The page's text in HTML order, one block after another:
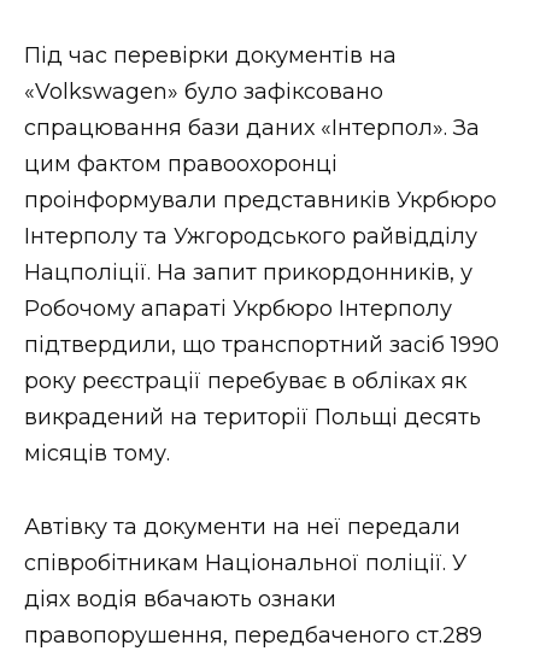
Під час перевірки документів на
«Volkswagen» було зафіксовано
спрацювання бази даних «Інтерпол». За
цим фактом правоохоронці
проінформували представників Укрбюро
Інтерполу та Ужгородського райвідділу
Нацполіції. На запит прикордонників, у
Робочому апараті Укрбюро Інтерполу
підтвердили, що транспортний засіб 1990
року реєстрації перебуває в обліках як
викрадений на території Польщі десять
місяців тому.
Автівку та документи на неї передали
співробітникам Національної поліції. У
діях водія вбачають ознаки
правопорушення, передбаченого ст.289